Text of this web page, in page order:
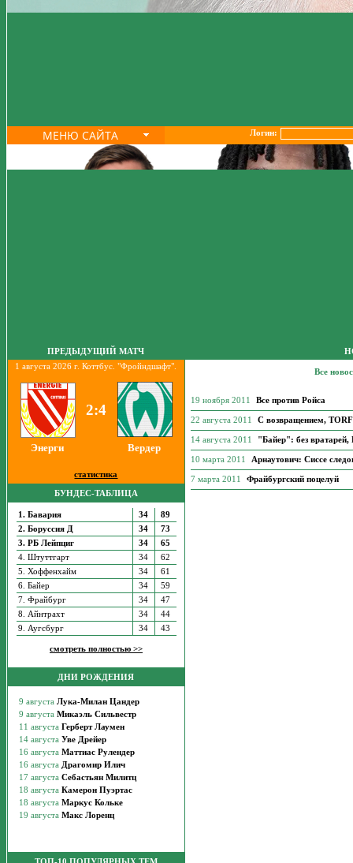
МЕНЮ САЙТА Логин:
ПРЕДЫДУЩИЙ МАТЧ
1 августа 2026 г. Коттбус. "Фройндшафт".
2:4
Энерги Вердер
статистика
БУНДЕС-ТАБЛИЦА
1. Бавария 34
89
2. Боруссия Д
34
73
3. РБ Лейпциг
34
65
4. Штуттгарт
34
62
5. Хоффенхайм
34
61
6. Байер
34
59
7. Фрайбург
34
47
8. Айнтрахт
34
44
9. Аугсбург
34 43
смотреть полностью >>
ДНИ РОЖДЕНИЯ
Все
19 ноября 2011 Все против Ройса
22 августа 2011 С возвращением,
14 августа 2011 "Байер": без вратарей,
10 марта 2011 Арнаутович: Сиссе
7 марта 2011 Фрайбургский поцелуй